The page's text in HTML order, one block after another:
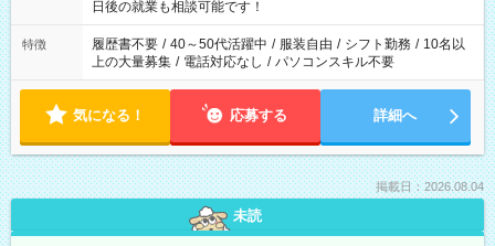
の方へ 今ご覧のお仕事で希望する勤務時間と、もう1つのお仕事
の勤務時間。 合計で週40時間を超える場合は応募できません。
日後の就業も相談可能です！
特徴 履歴書不要 / 40～50代活躍中 / 服装自由 / シフト勤務 / 10名以
上の大量募集 / 電話対応なし / パソコンスキル不要
気になる！ 応募する 詳細へ
掲載日：2026.08.04
未読